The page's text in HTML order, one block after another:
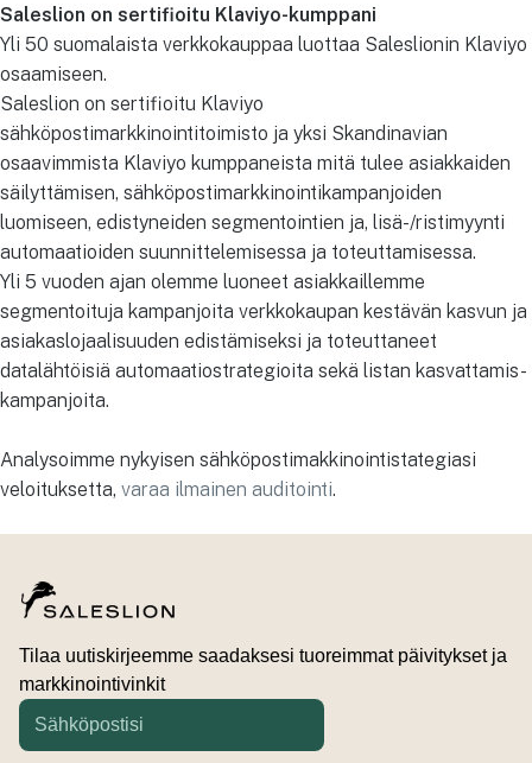
Saleslion on sertifioitu Klaviyo-kumppani
Yli 50 suomalaista verkkokauppaa luottaa Saleslionin Klaviyo
osaamiseen.
Saleslion on sertifioitu Klaviyo
sähköpostimarkkinointitoimisto ja yksi Skandinavian
osaavimmista Klaviyo kumppaneista mitä tulee asiakkaiden
säilyttämisen, sähköpostimarkkinointikampanjoiden
luomiseen, edistyneiden segmentointien ja, lisä-/ristimyynti
automaatioiden suunnittelemisessa ja toteuttamisessa.
Yli 5 vuoden ajan olemme luoneet asiakkaillemme
segmentoituja kampanjoita verkkokaupan kestävän kasvun ja
asiakaslojaalisuuden edistämiseksi ja toteuttaneet
datalähtöisiä automaatiostrategioita sekä listan kasvattamis-
kampanjoita.
Analysoimme nykyisen sähköpostimakkinointistategiasi
veloituksetta, varaa ilmainen auditointi.
Tilaa uutiskirjeemme saadaksesi tuoreimmat päivitykset ja
markkinointivinkit